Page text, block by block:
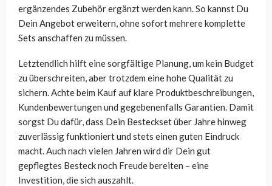
ergänzendes Zubehör ergänzt werden kann. So kannst Du
Dein Angebot erweitern, ohne sofort mehrere komplette
Sets anschaffen zu müssen.
Letztendlich hilft eine sorgfältige Planung, um kein Budget
zu überschreiten, aber trotzdem eine hohe Qualität zu
sichern. Achte beim Kauf auf klare Produktbeschreibungen,
Kundenbewertungen und gegebenenfalls Garantien. Damit
sorgst Du dafür, dass Dein Besteckset über Jahre hinweg
zuverlässig funktioniert und stets einen guten Eindruck
macht. Auch nach vielen Jahren wird dir Dein gut
gepflegtes Besteck noch Freude bereiten – eine
Investition, die sich auszahlt.